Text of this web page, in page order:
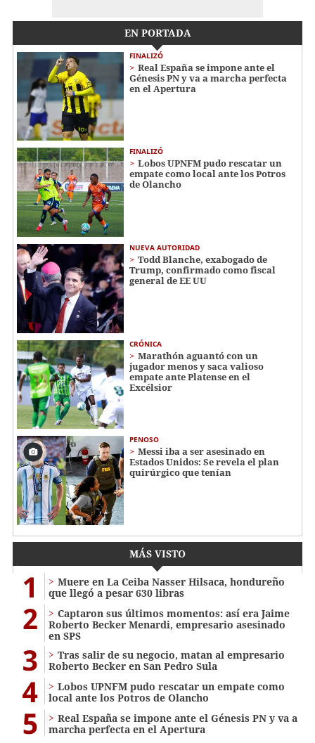
EN PORTADA
FINALIZÓ
Real España se impone ante el
Génesis PN y va a marcha perfecta
en el Apertura
FINALIZÓ
Lobos UPNFM pudo rescatar un
empate como local ante los Potros
de Olancho
NUEVA AUTORIDAD
Todd Blanche, exabogado de
Trump, confirmado como fiscal
general de EE UU
CRÓNICA
Marathón aguantó con un
jugador menos y saca valioso
empate ante Platense en el
Excélsior
PENOSO
Messi iba a ser asesinado en
Estados Unidos: Se revela el plan
quirúrgico que tenían
MÁS VISTO
1
Muere en La Ceiba Nasser Hilsaca, hondureño
que llegó a pesar 630 libras
2
Captaron sus últimos momentos: así era Jaime
Roberto Becker Menardi​​​, empresario asesinado
en SPS
3
Tras salir de su negocio, matan al empresario
Roberto Becker en San Pedro Sula
4
Lobos UPNFM pudo rescatar un empate como
local ante los Potros de Olancho
5
Real España se impone ante el Génesis PN y va a
marcha perfecta en el Apertura